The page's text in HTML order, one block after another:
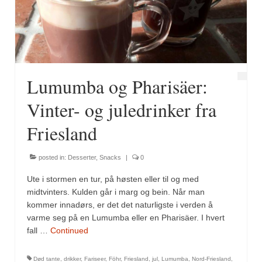
Fugl
Gryteretter
Snacks
Supper
Vegetar
Krydder, oppskrifter
Albóndigaskrydder
Lumumba og Pharisäer:
Vinter- og juledrinker fra
Friesland
posted in: Desserter, Snacks | 0
Ute i stormen en tur, på høsten eller til og med
midtvinters. Kulden går i marg og bein. Når man
kommer innadørs, er det det naturligste i verden å
varme seg på en Lumumba eller en Pharisäer. I hvert
fall … Continued
Død tante drikker, Fariseer, Föhr, Friesland jul Lumumba Nord-Friesland